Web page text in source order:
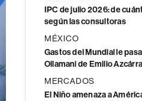
IPC de julio 2026: de
según las consultoras
MÉXICO
Gastos del Mundial le
Ollamani de Emilio
MERCADOS
El Niño amenaza a